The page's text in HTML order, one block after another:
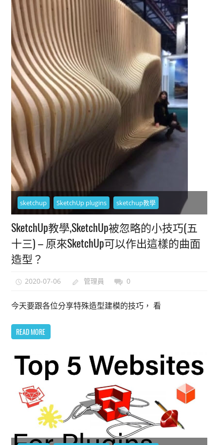
sketchup SketchUp plugins sketchup教學
SketchUp教學,SketchUp被忽略的小技巧(五
十三) – 原來SketchUp可以作出這樣的曲面
造型？
2020-07-06 管理員 0
今天要跟各位分享特殊造型建模的技巧， 看
READ MORE